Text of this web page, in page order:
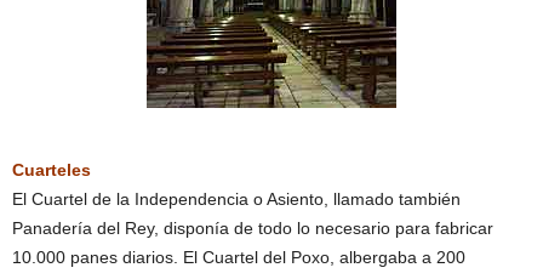
Cuarteles
El Cuartel de la Independencia o Asiento, llamado también
Panadería del Rey, disponía de todo lo necesario para fabricar
10.000 panes diarios. El Cuartel del Poxo, albergaba a 200